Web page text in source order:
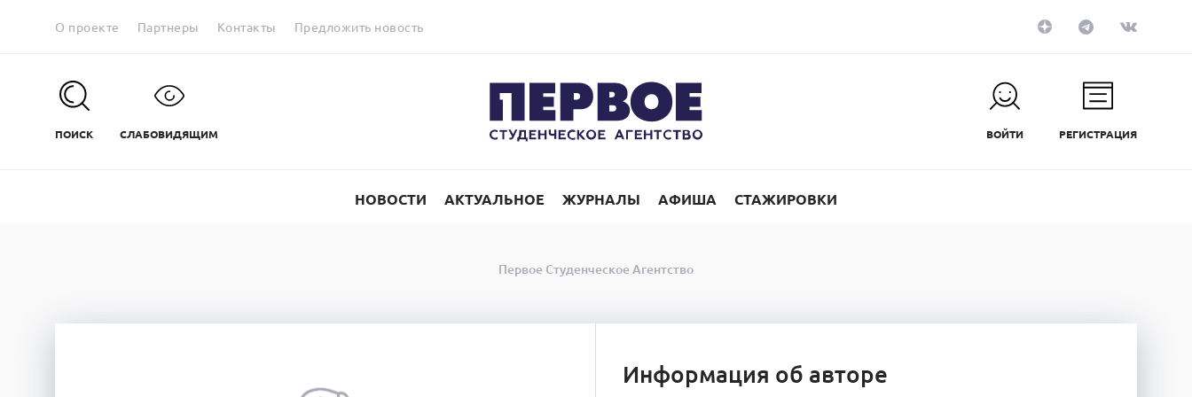
О проекте Партнеры Контакты Предложить новость
ПОИСК СЛАБОВИДЯЩИМ ВОЙТИ РЕГИСТРАЦИЯ
НОВОСТИ АКТУАЛЬНОЕ ЖУРНАЛЫ АФИША СТАЖИРОВКИ
Первое Студенческое Агентство
Информация об авторе